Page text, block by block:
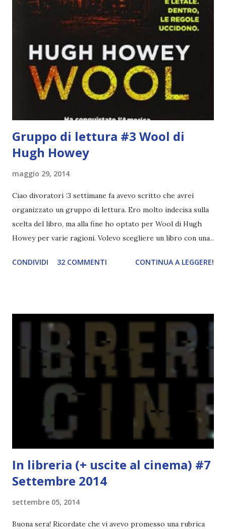
delle amicizie, così mi obbligò a entrare nella squadra dei
Pirati di Orlando. Mi feci degli amici eccome: una masnada di
era inserirmi fra i coetanei. Fu soprattutto perché come
statura sovrastavo tutti gli altri giocatori se quell'anno per
un pelo non entrai nella formazione ufficiale. Qu...
Gruppo di lettura #3 Wool di
Hugh Howey
maggio 29, 2014
Ciao divoratori :3 settimane fa avevo scritto che avrei
organizzato un gruppo di lettura. Ero molto indecisa sulla
scelta del libro, ma alla fine ho optato per Wool di Hugh
Howey per varie ragioni. Volevo scegliere un libro con una
e poi dover aspettare con ansia il recap e sia perché
gruppo di lettura inizierà tra qualche settimana,
po' di tempo per pensarci e iscrivervi. Titolo: Wool (Silo
#1) Autore: Hugh Howey Anno: Ottobre 2013 Editore:
Fabbri Cosa faresti se il mondo fuori fosse letale e l’aria
che respiri potesse uccidere? Se vivessi in un luogo dove
ogni nascita richiede una morte e le tue scelte possono
salvare vite o distruggerle? Questo è il mondo di Wool. In
CONDIVIDI 32 COMMENTI CONTINUA A LEGGERE!
In libreria (+ uscite al cinema) #7
Settembre 2014
settembre 05, 2014
Buona sera! Ricordate che vi avevo promesso una rubrica